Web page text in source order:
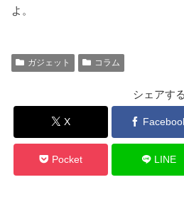
よ。
ガジェット コラム
シェアする
X
Pocket LINE